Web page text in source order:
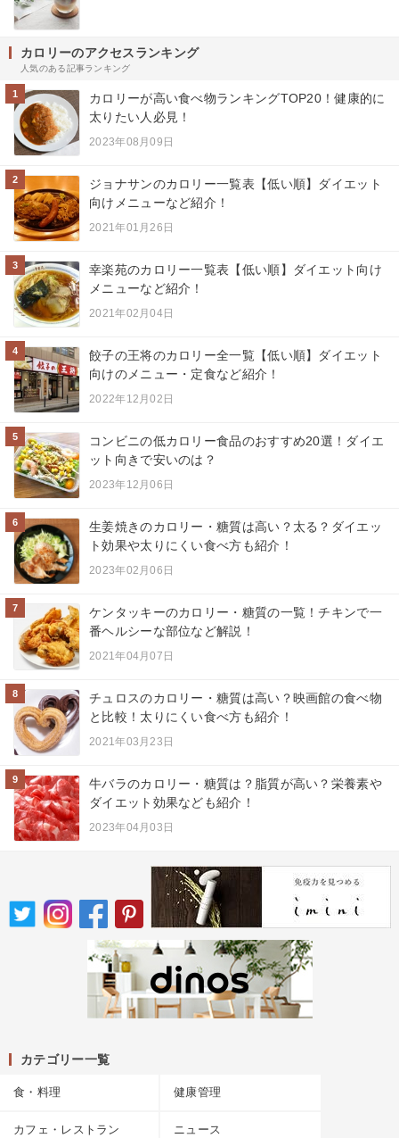
カロリーのアクセスランキング
人気のある記事ランキング
1
カロリーが高い食べ物ランキングTOP20！健康的に
太りたい人必見！
2023年08月09日
2
ジョナサンのカロリー一覧表【低い順】ダイエット
向けメニューなど紹介！
2021年01月26日
3
幸楽苑のカロリー一覧表【低い順】ダイエット向け
メニューなど紹介！
2021年02月04日
4
餃子の王将のカロリー全一覧【低い順】ダイエット
向けのメニュー・定食など紹介！
2022年12月02日
5
コンビニの低カロリー食品のおすすめ20選！ダイエ
ット向きで安いのは？
2023年12月06日
6
生姜焼きのカロリー・糖質は高い？太る？ダイエッ
ト効果や太りにくい食べ方も紹介！
2023年02月06日
7
ケンタッキーのカロリー・糖質の一覧！チキンで一
番ヘルシーな部位など解説！
2021年04月07日
8
チュロスのカロリー・糖質は高い？映画館の食べ物
と比較！太りにくい食べ方も紹介！
2021年03月23日
9
牛バラのカロリー・糖質は？脂質が高い？栄養素や
ダイエット効果なども紹介！
2023年04月03日
カテゴリー一覧
食・料理 健康管理
カフェ・レストラン ニュース